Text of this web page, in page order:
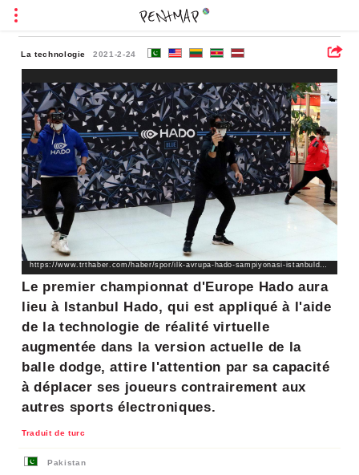
La technologie 2021-2-24
https://www.trthaber.com/haber/spor/ilk-avrupa-hado-sampiyonasi-istanbulda-yapilacak-554233.html
Le premier championnat d'Europe Hado aura
lieu à Istanbul Hado, qui est appliqué à l'aide
de la technologie de réalité virtuelle
augmentée dans la version actuelle de la
balle dodge, attire l'attention par sa capacité
à déplacer ses joueurs contrairement aux
autres sports électroniques.
Traduit de turc
Pakistan